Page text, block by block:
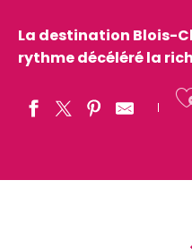
La destination Blois-
rythme décéléré la